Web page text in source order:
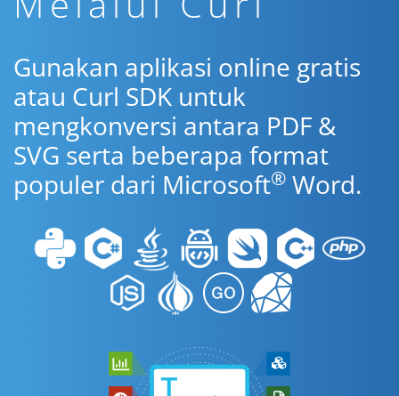
Gunakan aplikasi online gratis
atau Curl SDK untuk
mengkonversi antara PDF &
SVG serta beberapa format
populer dari Microsoft® Word.